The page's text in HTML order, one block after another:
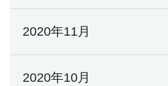
2020年11月
2020年10月